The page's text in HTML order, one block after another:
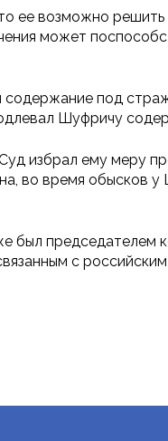
ее возможно
может
под
Шуфричу
избрал ему меру
во время обысков
был председателем
с